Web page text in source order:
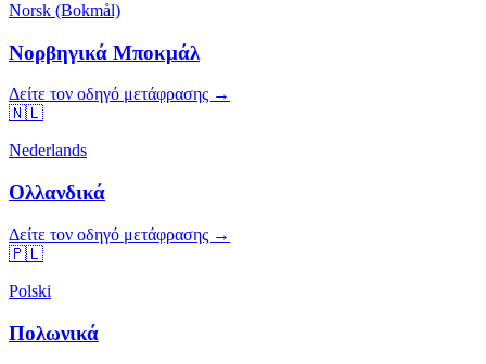
Norsk (Bokmål)
Νορβηγικά Μποκμάλ
Δείτε τον οδηγό μετάφρασης →
🇳🇱
Nederlands
Ολλανδικά
Δείτε τον οδηγό μετάφρασης →
🇵🇱
Polski
Πολωνικά